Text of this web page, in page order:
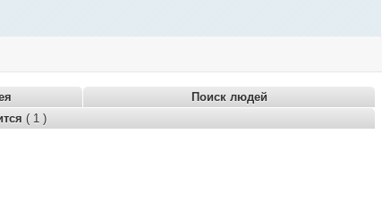
Поиск людей
( 1 )